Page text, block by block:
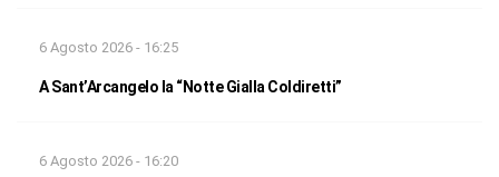
6 Agosto 2026 - 16:25
A Sant’Arcangelo la “Notte Gialla Coldiretti”
6 Agosto 2026 - 16:20